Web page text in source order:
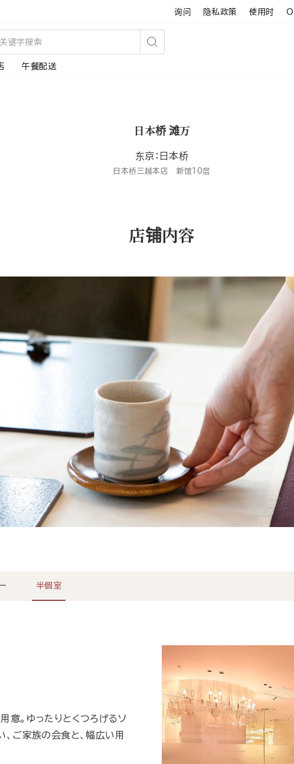
询问 隐私政策 使用时
搜
午餐配送
日本桥 滩万
东京：日本桥
日本桥三越本店 新馆10层
店铺内容
半個室
意。ゆったりとくつろげるソ
ご家族の会食と、幅広い用